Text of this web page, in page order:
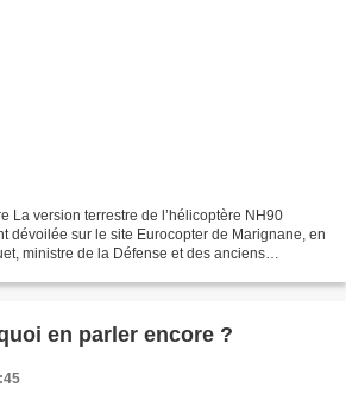
La version terrestre de l’hélicoptère NH90
dévoilée sur le site Eurocopter de Marignane, en
ministre de la Défense et des anciens
en parler encore ?